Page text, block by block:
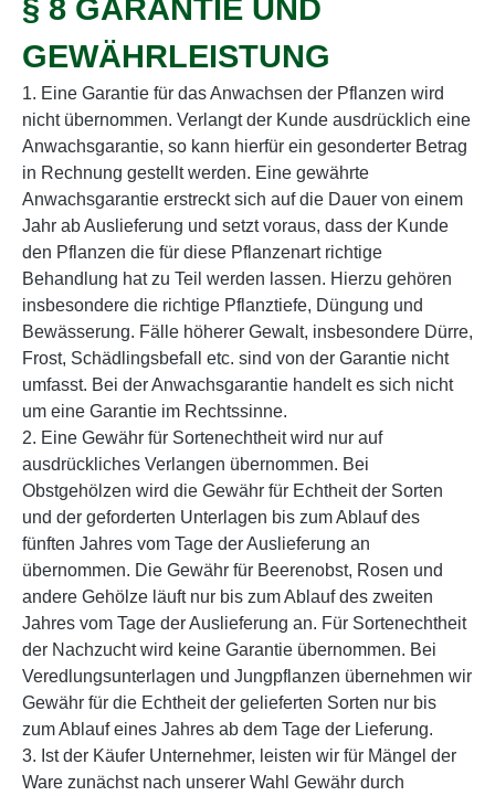
§ 8 GARANTIE UND
GEWÄHRLEISTUNG
1. Eine Garantie für das Anwachsen der Pflanzen wird
nicht übernommen. Verlangt der Kunde ausdrücklich eine
Anwachsgarantie, so kann hierfür ein gesonderter Betrag
in Rechnung gestellt werden. Eine gewährte
Anwachsgarantie erstreckt sich auf die Dauer von einem
Jahr ab Auslieferung und setzt voraus, dass der Kunde
den Pflanzen die für diese Pflanzenart richtige
Behandlung hat zu Teil werden lassen. Hierzu gehören
insbesondere die richtige Pflanztiefe, Düngung und
Bewässerung. Fälle höherer Gewalt, insbesondere Dürre,
Frost, Schädlingsbefall etc. sind von der Garantie nicht
umfasst. Bei der Anwachsgarantie handelt es sich nicht
um eine Garantie im Rechtssinne.
2. Eine Gewähr für Sortenechtheit wird nur auf
ausdrückliches Verlangen übernommen. Bei
Obstgehölzen wird die Gewähr für Echtheit der Sorten
und der geforderten Unterlagen bis zum Ablauf des
fünften Jahres vom Tage der Auslieferung an
übernommen. Die Gewähr für Beerenobst, Rosen und
andere Gehölze läuft nur bis zum Ablauf des zweiten
Jahres vom Tage der Auslieferung an. Für Sortenechtheit
der Nachzucht wird keine Garantie übernommen. Bei
Veredlungsunterlagen und Jungpflanzen übernehmen wir
Gewähr für die Echtheit der gelieferten Sorten nur bis
zum Ablauf eines Jahres ab dem Tage der Lieferung.
3. Ist der Käufer Unternehmer, leisten wir für Mängel der
Ware zunächst nach unserer Wahl Gewähr durch